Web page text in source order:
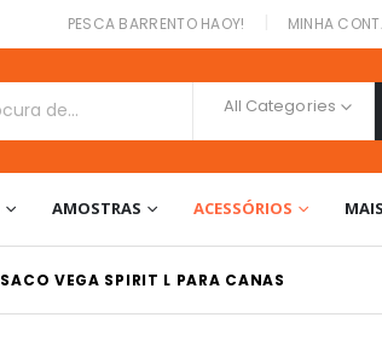
PESCA BARRENTO HAOY! MINHA
All Categories
AMOSTRAS ACESSÓRIOS
SACO VEGA SPIRIT L PARA CANAS